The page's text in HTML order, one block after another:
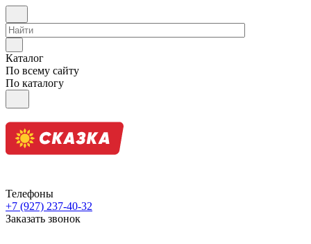
Каталог
По всему сайту
По каталогу
Телефоны
+7 (927) 237-40-32
Заказать звонок